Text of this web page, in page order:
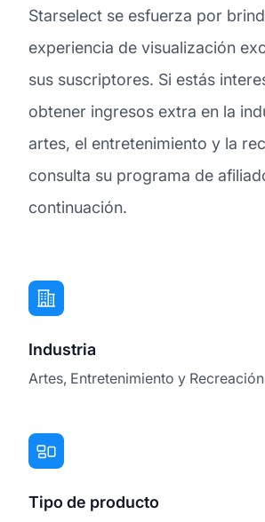
Starselect se esfuerza por
experiencia de visualización
sus suscriptores. Si estás
obtener ingresos extra en la
artes, el entretenimiento y la
consulta su programa de
continuación.
Industria
Artes, Entretenimiento y Recreación
Tipo de producto